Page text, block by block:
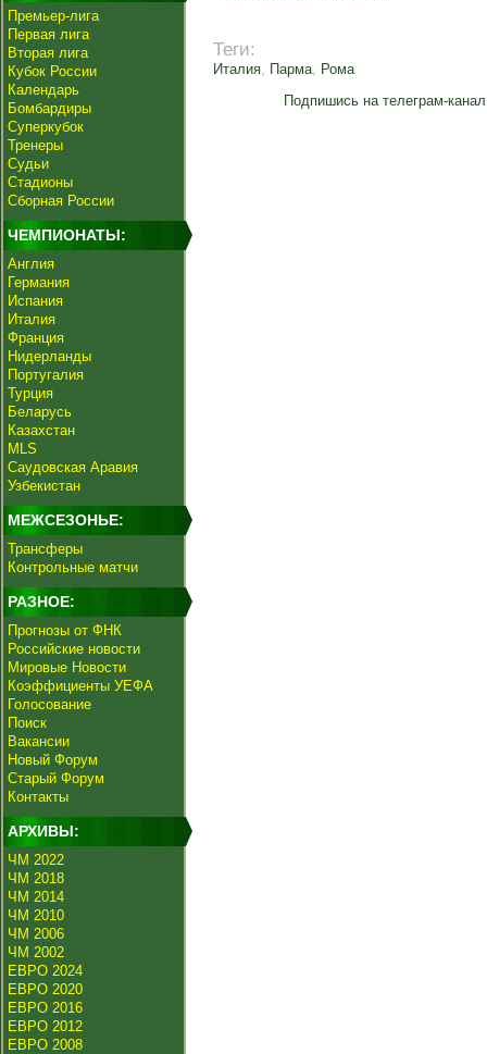
Премьер-лига
Первая лига
Вторая лига
Кубок России
Календарь
Бомбардиры
Суперкубок
Тренеры
Судьи
Стадионы
Сборная России
ЧЕМПИОНАТЫ:
Англия
Германия
Испания
Италия
Франция
Нидерланды
Португалия
Турция
Беларусь
Казахстан
MLS
Саудовская Аравия
Узбекистан
МЕЖСЕЗОНЬЕ:
Трансферы
Контрольные матчи
РАЗНОЕ:
Прогнозы от ФНК
Российские новости
Мировые Новости
Коэффициенты УЕФА
Голосование
Поиск
Вакансии
Новый Форум
Старый Форум
Контакты
АРХИВЫ:
ЧМ 2022
ЧМ 2018
ЧМ 2014
ЧМ 2010
ЧМ 2006
ЧМ 2002
ЕВРО 2024
ЕВРО 2020
ЕВРО 2016
ЕВРО 2012
ЕВРО 2008
Теги:
Италия, Парма, Рома
Подпишись на телеграм-